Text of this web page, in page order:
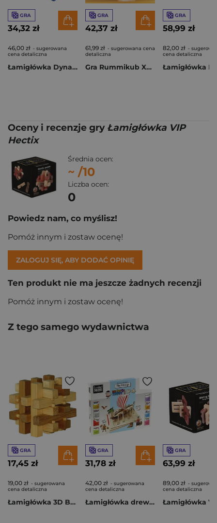
GRA
34,32 zł
46,00 zł - sugerowana
cena detaliczna
Łamigłówka Dynacube niebieska
GRA
42,37 zł
61,99 zł - sugerowana cena
detaliczna
Gra Rummikub Xpress Lemada LMD1683
GRA
58,99 zł
82,00 zł -
cena detaliczna
Oceny i recenzje gry Łamigłówka VIP
Hectix
Średnia ocen:
~ /10
Liczba ocen:
0
Powiedz nam, co myślisz!
Pomóż innym i zostaw ocenę!
ZALOGUJ SIĘ, ABY DODAĆ OPINIĘ
Ten produkt nie ma jeszcze żadnych recenzji
Pomóż innym i zostaw ocenę!
Z tego samego wydawnictwa
GRA
17,45 zł
19,00 zł - sugerowana
cena detaliczna
Łamigłówka 3D Bamboo Slide poziom 4/4
GRA
31,78 zł
42,00 zł - sugerowana
cena detaliczna
Łamigłówka drewniana Gepetto Did You Know? Wikingowie
GRA
63,99 zł
89,00 zł -
cena detaliczna